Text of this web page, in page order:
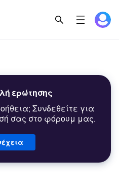
ερώτησης
Συνδεθείτε για
σας στο φόρουμ μας.